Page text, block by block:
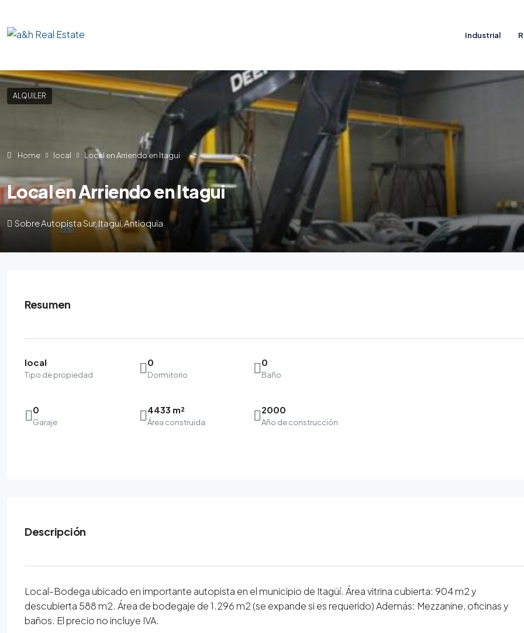
Industrial
ALQUILER
Home local Local en Arriendo en Itagui
Local en Arriendo en Itagui
Sobre Autopista Sur, Itagui, Antioquia
Resumen
local
Tipo de propiedad
0
Dormitorio
0
Baño
0
Garaje
4433 m²
Área construida
2000
Año de construcción
Descripción
Local-Bodega ubicado en importante autopista en el municipio de Itagüí. Área vitrina cubierta: 904 m2 y
descubierta 588 m2. Área de bodegaje de 1.296 m2 (se expande si es requerido) Además: Mezzanine, oficinas y
baños. El precio no incluye IVA.